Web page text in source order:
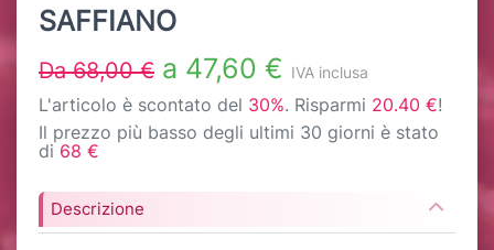
SAFFIANO
Da 68,00 € a 47,60 € IVA inclusa
L'articolo è scontato del 30%. Risparmi 20.40 €!
Il prezzo più basso degli ultimi 30 giorni è stato
di 68 €
Descrizione